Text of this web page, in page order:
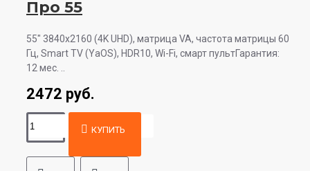
Про 55
55" 3840x2160 (4K UHD), матрица VA, частота матрицы 60
Гц, Smart TV (YaOS), HDR10, Wi-Fi, смарт пультГарантия:
12 мес. ..
2472 руб.
КУПИТЬ